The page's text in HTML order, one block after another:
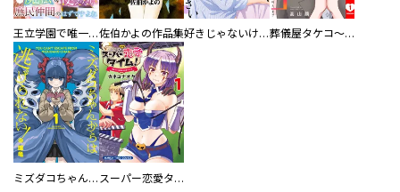
王立学園で唯一魔法が使えない庶民仲間のはずですよね～実は王子様で私を溺愛しているなんて告白はやめてください～佐伯かよの作品集 好きじゃないけど、抱いてください【電子単行本版／特典おまけ付き】 葬儀屋タケコ～あなたの最期、叶えます【電子単行本版】
ミズダコちゃんからは逃げられない！ スーパー恋愛タイム！～現場でドＳな彼女は自宅でデレる～